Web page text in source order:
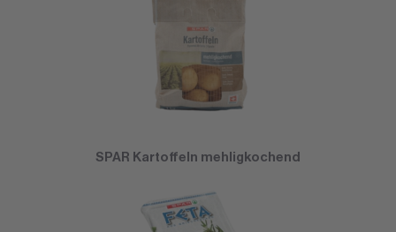
SPAR Kartoffeln mehligkochend